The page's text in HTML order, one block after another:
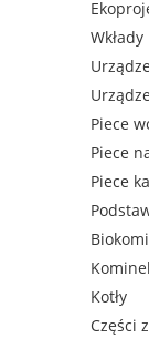
Piece
Piece
Piece
Kotły
Części